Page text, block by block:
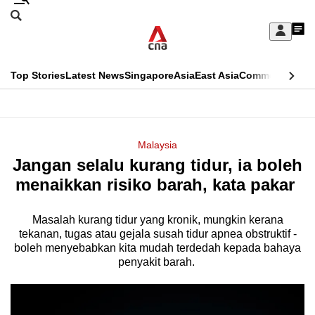
Skip
Sign
My
menu
Search
CNAR
Top StoriesLatest NewsSingaporeAsiaEast AsiaCommentary
Menu
Malaysia
Jangan selalu kurang tidur, ia boleh
menaikkan risiko barah, kata pakar
Masalah kurang tidur yang kronik, mungkin kerana
tekanan, tugas atau gejala susah tidur apnea obstruktif -
boleh menyebabkan kita mudah terdedah kepada bahaya
penyakit barah.
This
longer
We